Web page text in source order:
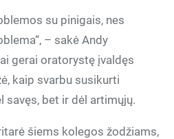
su pinigais, nes
– sakė Andy
gerai oratorystę įvaldęs
kaip svarbu susikurti
savęs, bet ir dėl artimųjų.
šiems kolegos žodžiams,